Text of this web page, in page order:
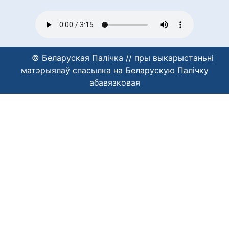
© Беларуская Палічка // пры выкарыстаньні
матэрыялаў спасылка на Беларускую Палічку
абавязковая